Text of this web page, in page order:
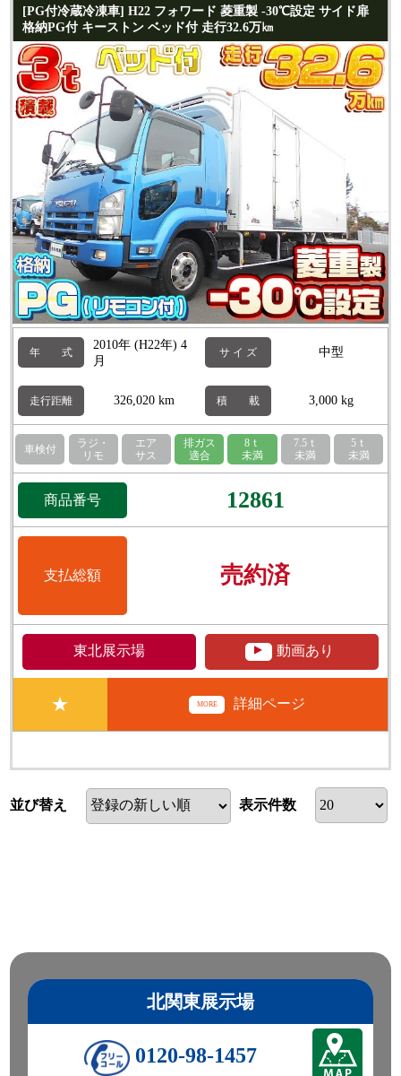
[PG付冷蔵冷凍車] H22 フォワード 菱重製 -30℃設定 サイド扉
格納PG付 キーストン ベッド付 走行32.6万㎞
年 式
2010年 (H22年) 4
月
サ イ ズ 中型
走行距離 326,020 km 積 載 3,000 kg
車検付
ラジ・
リモ
エア
サス
排ガス
適合
8ｔ
未満
7.5ｔ
未満
5ｔ
未満
商品番号 12861
支払総額 売約済
東北展示場 ▲ 動画あり
★ MORE 詳細ページ
並び替え 表示件数
北関東展示場
0120-98-1457